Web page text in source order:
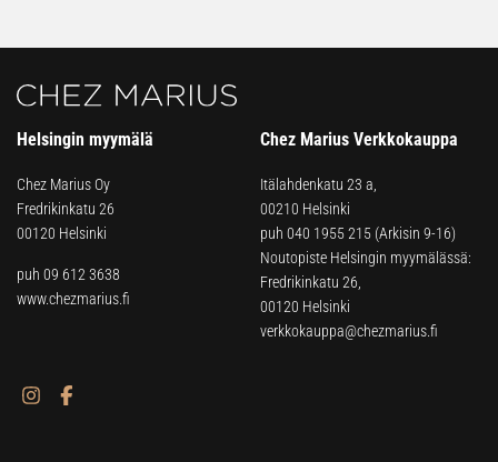
Helsingin myymälä
Chez Marius Oy
Fredrikinkatu 26
00120 Helsinki
puh 09 612 3638
www.chezmarius.fi
Chez Marius Verkkokauppa
Itälahdenkatu 23 a,
00210 Helsinki
puh 040 1955 215 (Arkisin 9-16)
Noutopiste Helsingin myymälässä:
Fredrikinkatu 26,
00120 Helsinki
verkkokauppa@chezmarius.fi